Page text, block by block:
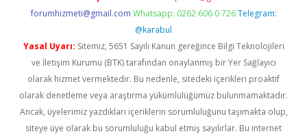
forumhizmeti@gmail.com Whatsapp: 0262 606 0 726 Telegram:
@karabul
Yasal Uyarı: Sitemiz, 5651 Sayılı Kanun gereğince Bilgi Teknolojileri
ve İletişim Kurumu (BTK) tarafından onaylanmış bir Yer Sağlayıcı
olarak hizmet vermektedir. Bu nedenle, sitedeki içerikleri proaktif
olarak denetleme veya araştırma yükümlülüğümüz bulunmamaktadır.
Ancak, üyelerimiz yazdıkları içeriklerin sorumluluğunu taşımakta olup,
siteye üye olarak bu sorumluluğu kabul etmiş sayılırlar. Bu internet